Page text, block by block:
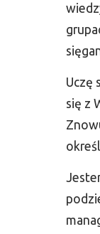
Uczę
się z